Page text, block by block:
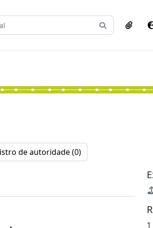
Busque na
Clipboard
de autoridade (0)
1